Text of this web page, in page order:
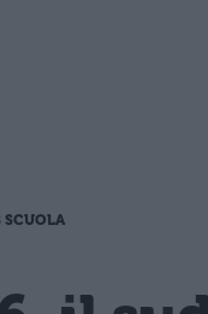
SCUOLA